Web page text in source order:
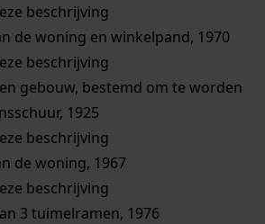
beschrijving
de woning en winkelpand, 1970
beschrijving
gebouw, bestemd om te worden
1925
beschrijving
de woning, 1967
beschrijving
3 tuimelramen, 1976